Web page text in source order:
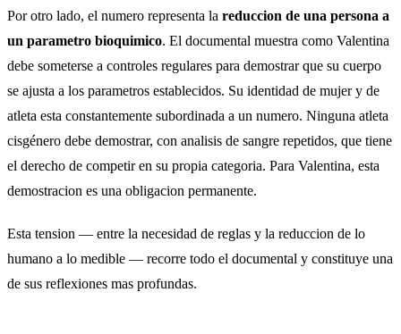
Por otro lado, el numero representa la reduccion de una persona a
un parametro bioquimico. El documental muestra como Valentina
debe someterse a controles regulares para demostrar que su cuerpo
se ajusta a los parametros establecidos. Su identidad de mujer y de
atleta esta constantemente subordinada a un numero. Ninguna atleta
cisgénero debe demostrar, con analisis de sangre repetidos, que tiene
el derecho de competir en su propia categoria. Para Valentina, esta
demostracion es una obligacion permanente.
Esta tension — entre la necesidad de reglas y la reduccion de lo
humano a lo medible — recorre todo el documental y constituye una
de sus reflexiones mas profundas.